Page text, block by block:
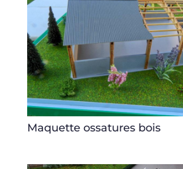
Maquette ossatures bois